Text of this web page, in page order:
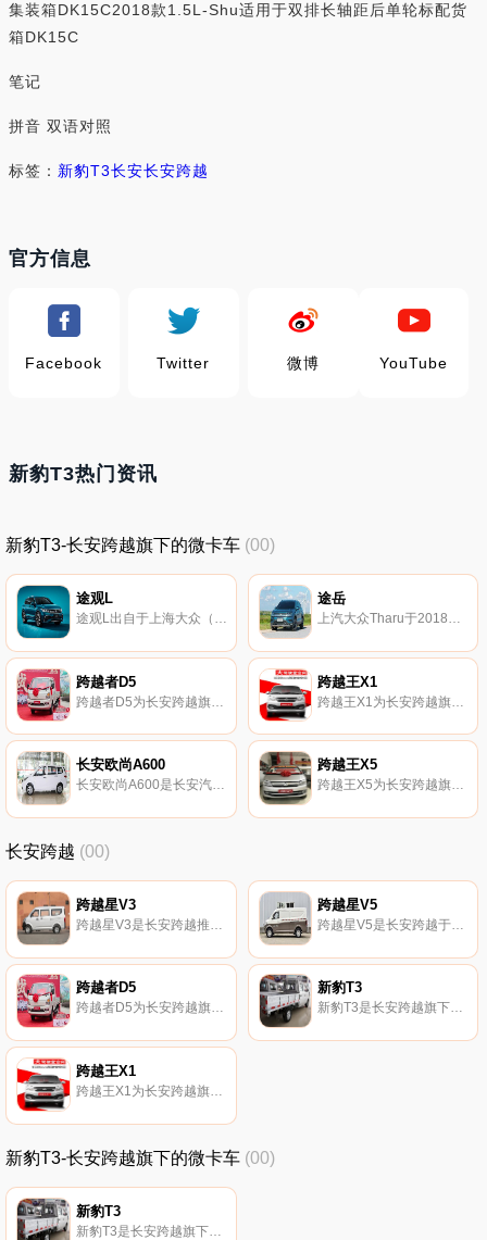
集装箱DK15C2018款1.5L-Shu适用于双排长轴距后单轮标配货
箱DK15C
笔记
拼音 双语对照
标签： 新豹T3长安长安跨越
官方信息
Facebook Twitter 微博 YouTube
新豹T3热门资讯
新豹T3-长安跨越旗下的微卡车 (00)
途观L
途观L出自于上海大众（已更名为上汽大众 ），
途岳
上汽大众Tharu于2018年10月31日上市，新车中文名为途岳。
跨越者D5
跨越者D5为长安跨越旗下微卡 跨越者D5配置参数 厂商指导价：5.93-6.
跨越王X1
长安欧尚A600
长安欧尚A600是长安汽车旗下的紧凑型MPV。
跨越王X5
跨越王X5为长安跨越旗下微卡 跨越王X5配置参数 厂商指导价：5.20-6.
长安跨越 (00)
跨越星V3 跨越星V5
跨越者D5
跨越者D5为长安跨越旗下微卡 跨越者D5配置参数 厂商指导价：5.93-6.
新豹T3
新豹T3是长安跨越旗下的微卡车。
跨越王X1
跨越王X1为长安跨越旗下微卡 跨越王X1配置参数 厂商指导价：3.96-5.
新豹T3-长安跨越旗下的微卡车 (00)
新豹T3
新豹T3是长安跨越旗下的微卡车。